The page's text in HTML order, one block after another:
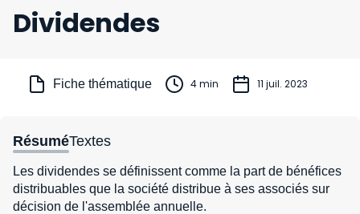
Dividendes
Fiche thématique 4 min 11 juil. 2023
RésuméTextes
Les dividendes se définissent comme la part de bénéfices
distribuables que la société distribue à ses associés sur
décision de l'assemblée annuelle.